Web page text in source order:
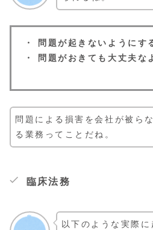
・ 問題が起きないようにす
・ 問題がおきても大丈夫な
問題による損害を会社が被ら
る業務ってことだね。
臨床法務
以下のような実際